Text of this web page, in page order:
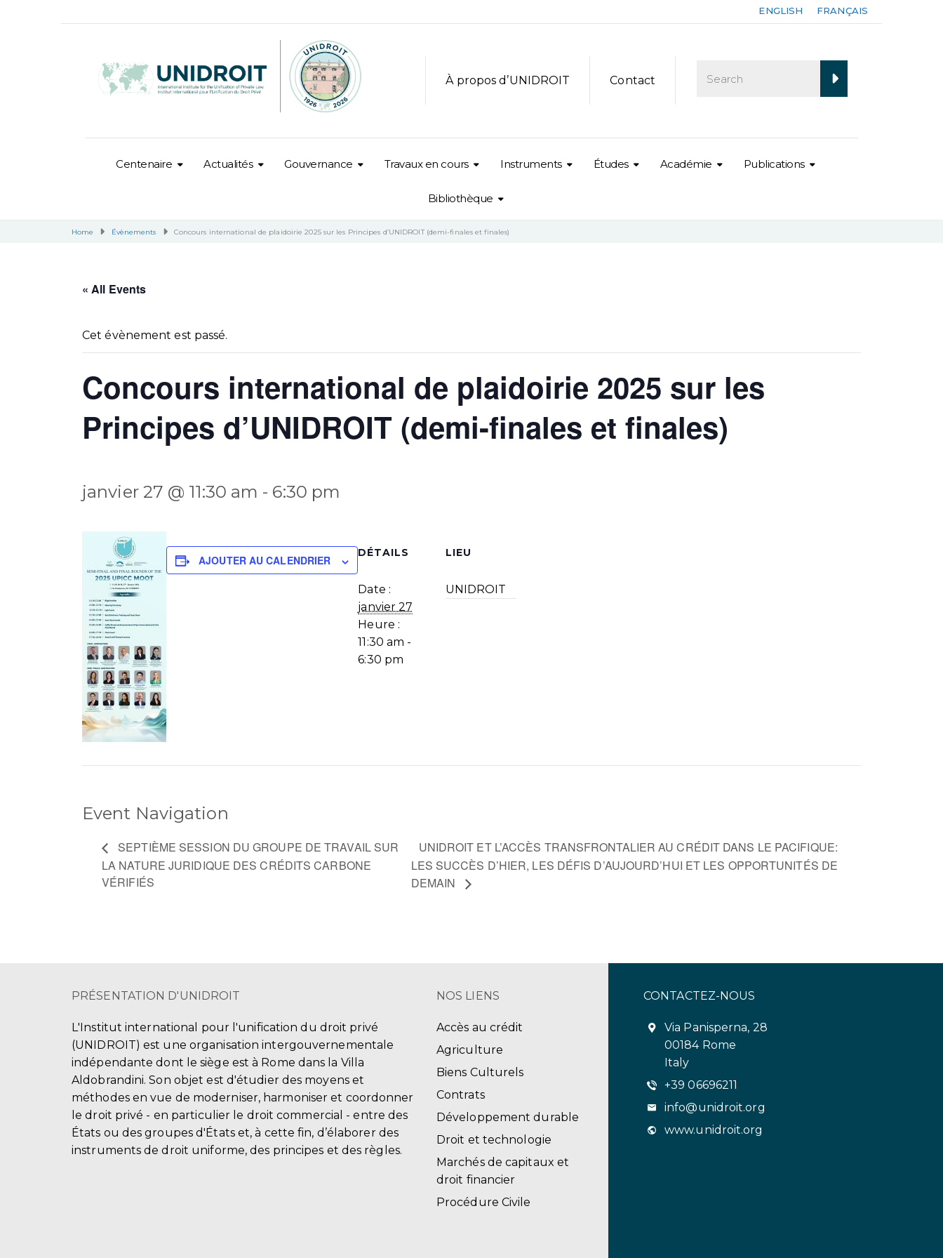
ENGLISH FRANÇAIS
À propos d’UNIDROIT Contact
Centenaire Actualités Gouvernance Travaux en cours Instruments Études Académie Publications
Bibliothèque
Home Évènements Concours international de plaidoirie 2025 sur les Principes d’UNIDROIT (demi-finales et finales)
« All Events
Cet évènement est passé.
Concours international de plaidoirie 2025 sur les
Principes d’UNIDROIT (demi-finales et finales)
janvier 27 @ 11:30 am - 6:30 pm
AJOUTER AU CALENDRIER
DÉTAILS
Date :
janvier 27
Heure :
11:30 am -
6:30 pm
LIEU
UNIDROIT
Event Navigation
SEPTIÈME SESSION DU GROUPE DE TRAVAIL SUR
LA NATURE JURIDIQUE DES CRÉDITS CARBONE
VÉRIFIÉS
UNIDROIT ET L’ACCÈS TRANSFRONTALIER AU CRÉDIT DANS LE PACIFIQUE:
LES SUCCÈS D’HIER, LES DÉFIS D’AUJOURD’HUI ET LES OPPORTUNITÉS DE
DEMAIN
PRÉSENTATION D'UNIDROIT
L'Institut international pour l'unification du droit privé
(UNIDROIT) est une organisation intergouvernementale
indépendante dont le siège est à Rome dans la Villa
Aldobrandini. Son objet est d'étudier des moyens et
méthodes en vue de moderniser, harmoniser et coordonner
le droit privé - en particulier le droit commercial - entre des
États ou des groupes d'États et, à cette fin, d’élaborer des
instruments de droit uniforme, des principes et des règles.
NOS LIENS
Accès au crédit
Agriculture
Biens Culturels
Contrats
Développement durable
Droit et technologie
Marchés de capitaux et
droit financier
Procédure Civile
CONTACTEZ-NOUS
Via Panisperna, 28
00184 Rome
Italy
+39 06696211
info@unidroit.org
www.unidroit.org